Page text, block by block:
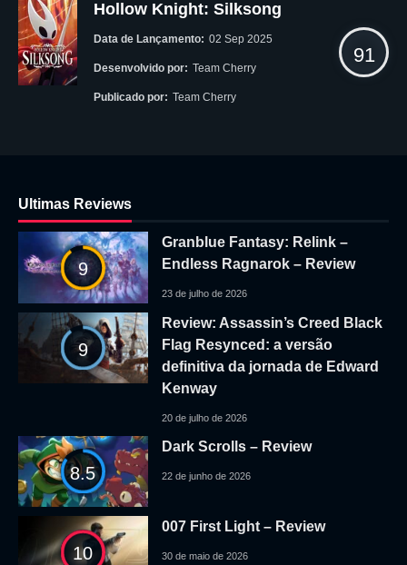
Hollow Knight: Silksong
Data de Lançamento: 02 Sep 2025
Desenvolvido por: Team Cherry
Publicado por: Team Cherry
91
Ultimas Reviews
9
Granblue Fantasy: Relink –
Endless Ragnarok – Review
23 de julho de 2026
9
Review: Assassin’s Creed Black
Flag Resynced: a versão
definitiva da jornada de Edward
Kenway
20 de julho de 2026
8.5
Dark Scrolls – Review
22 de junho de 2026
10
007 First Light – Review
30 de maio de 2026